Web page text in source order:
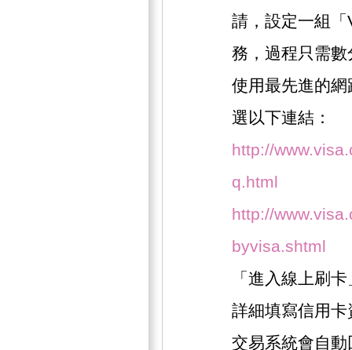
請，設定一組
務，過程只需
使用最先進的
選以下連結：
http://
q.html
http://
byvisa.shtml
「進入線上刷
詳細填寫信用
交易系統會自